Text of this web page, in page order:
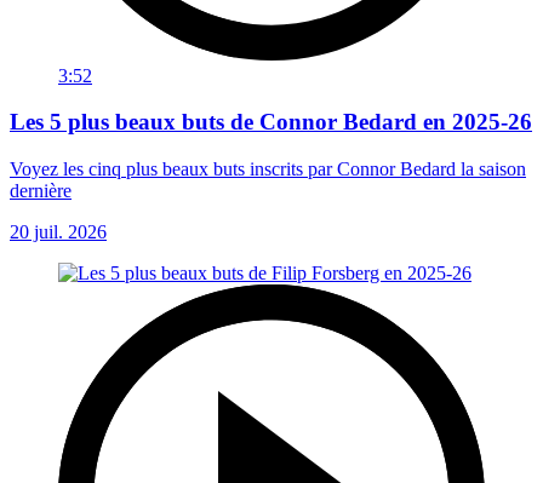
3:52
Les 5 plus beaux buts de Connor Bedard en 2025-26
Voyez les cinq plus beaux buts inscrits par Connor Bedard la saison
dernière
20 juil. 2026